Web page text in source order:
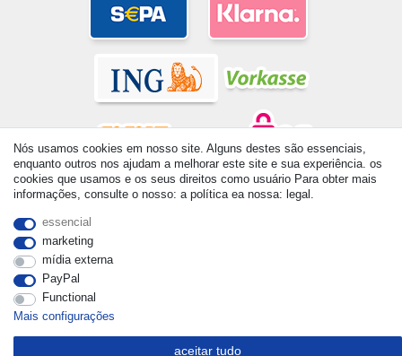
© Copyright 2026 | Todos os direitos reservados. - All rights
reserved. Prices incl. VAT. 19% VAT Basic prices see article detail
| * Applies to deliveries to the UK!
Nós usamos cookies em nosso site. Alguns destes são essenciais,
enquanto outros nos ajudam a melhorar este site e sua experiência. os
cookies que usamos e os seus direitos como usuário Para obter mais
informações, consulte o nosso: a política ea nossa: legal.
essencial
marketing
mídia externa
PayPal
Functional
Mais configurações
aceitar tudo